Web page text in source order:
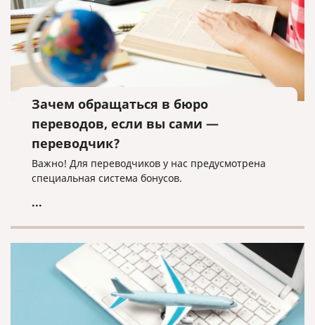
Зачем обращаться в бюро
переводов, если вы сами —
переводчик?
Важно! Для переводчиков у нас предусмотрена
специальная система бонусов.
...